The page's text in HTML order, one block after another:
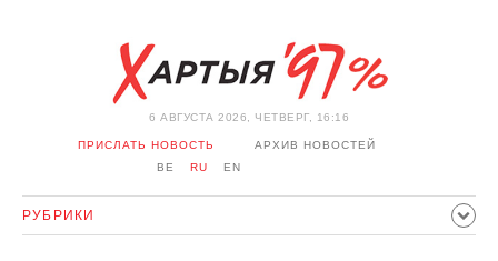
6 АВГУСТА 2026, ЧЕТВЕРГ, 16:16
ПРИСЛАТЬ НОВОСТЬ
АРХИВ НОВОСТЕЙ
BE
RU EN
РУБРИКИ